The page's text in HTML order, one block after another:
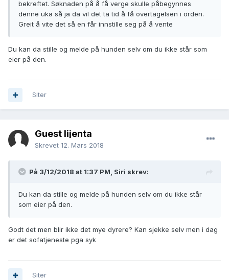
bekreftet. Søknaden på å få verge skulle påbegynnes
denne uka så ja da vil det ta tid å få overtagelsen i orden.
Greit å vite det så en får innstille seg på å vente
Du kan da stille og melde på hunden selv om du ikke står som
eier på den.
Siter
Guest lijenta
Skrevet 12. Mars 2018
På 3/12/2018 at 1:37 PM, Siri skrev:
Du kan da stille og melde på hunden selv om du ikke står
som eier på den.
Godt det men blir ikke det mye dyrere? Kan sjekke selv men i dag
er det sofatjeneste pga syk
Siter